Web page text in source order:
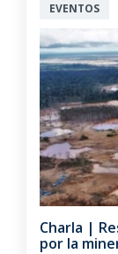
EVENTOS
Charla |
por la